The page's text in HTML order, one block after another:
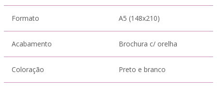
Formato A5 (148x210)
Acabamento Brochura c/ orelha
Coloração Preto e branco